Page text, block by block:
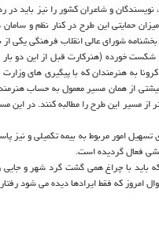
و شاعران کشور را نیز باید در
شورای عالی انقلاب فرهنگی یکی
خورده (هنرکارت قبل از این دو
به هنرمندان که با پیگیری های وزارت
از همان مسیر معمول به حساب
مسیر این طرح را مطالبه کنند. در این
تسهیل امور مربوط به بیمه تکمیلی و
فعال گردیده است.
باید با چراغ همی گشت گرد شهر و
امروز که فقط ایرادها دیده می شود